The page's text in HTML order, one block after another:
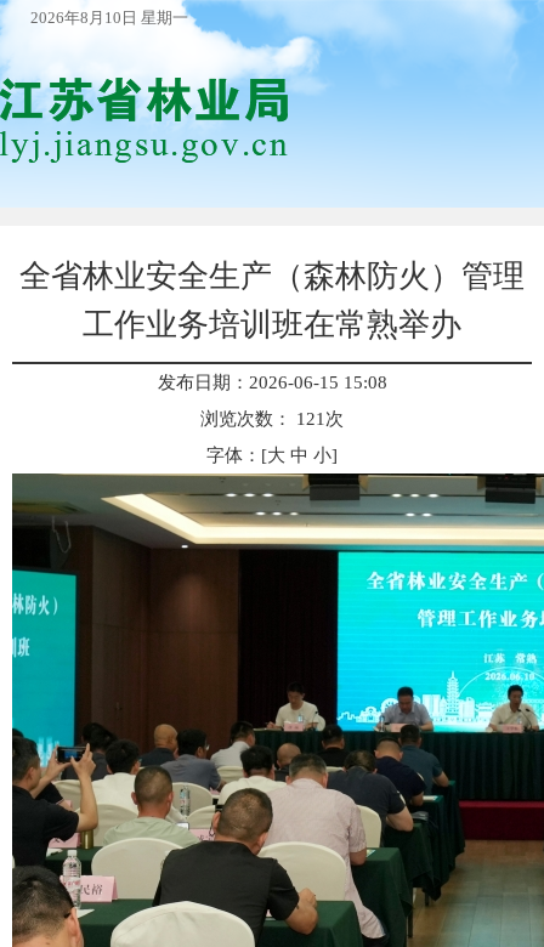
2026年8月10日 星期一
全省林业安全生产（森林防火）管理
工作业务培训班在常熟举办
发布日期：2026-06-15 15:08
浏览次数：
121 次
字体：[大 中 小]